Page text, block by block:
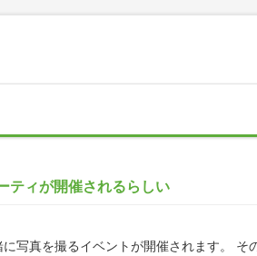
ティが開催されるらしい
写真を撮るイベントが開催されます。 そ